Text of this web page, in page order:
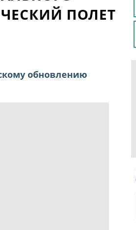
ПОЛЕТ
обновлению